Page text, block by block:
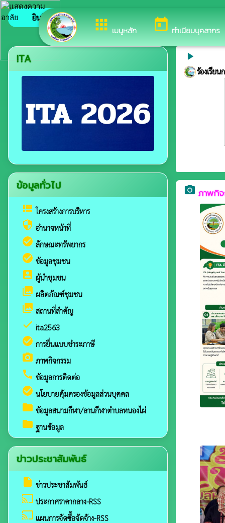
apps เมนูหลัก today ทำเนียบบุคลากร
ยินดีต้อนรับสู่เว็บไซต์ของ เทศบาลตำบลหนองไผ่
ITA
ข้อมูลทั่วไป
view_list โครงสร้างการบริหาร
security อำนาจหน้าที่
check_circle ลักษณะทรัพยากร
check_circle ข้อมูลชุมชน
account_box ผู้นำชุมชน
collections ผลิตภัณฑ์ชุมชน
collections สถานที่สำคัญ
check ita2563
check_circle การยื่นแบบชำระภาษี
camera_alt ภาพกิจกรรม
call ข้อมูลการติดต่อ
check_circle นโยบายคุ้มครองข้อมูลส่วนบุคคล
folder ข้อมูลสนามกีฬา/ลานกีฬาตำบลหนองไผ่
folder ฐานข้อมูล
ข่าวประชาสัมพันธ์
insert_drive_file ข่าวประชาสัมพันธ์
cast ประกาศราคากลาง-RSS
cast แผนการจัดซื้อจัดจ้าง-RSS
play_arrow
ร้องเรีย
camera_alt ภาพกิ